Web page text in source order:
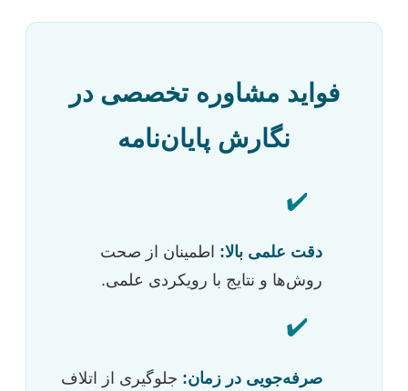
فواید مشاوره تخصصی در
نگارش پایان‌نامه
✔️
دقت علمی بالا: اطمینان از صحت
روش‌ها و نتایج با رویکردی علمی.
✔️
صرفه‌جویی در زمان: جلوگیری از اتلاف